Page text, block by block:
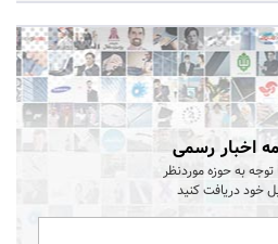
اخبار رسمی
توجه به حوزه موردنظر
خود دریافت کنید